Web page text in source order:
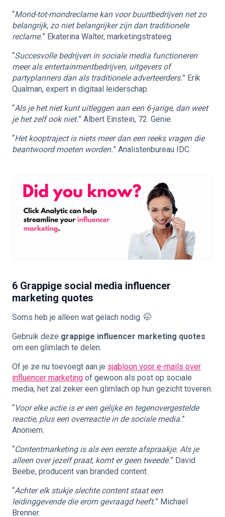
“Mond-tot-mondreclame kan voor buurtbedrijven net zo
belangrijk, zo niet belangrijker zijn dan traditionele
reclame.” Ekaterina Walter, marketingstrateeg.
“Succesvolle bedrijven in sociale media functioneren
meer als entertainmentbedrijven, uitgevers of
partyplanners dan als traditionele adverteerders.” Erik
Qualman, expert in digitaal leiderschap.
“Als je het niet kunt uitleggen aan een 6-jarige, dan weet
je het zelf ook niet.” Albert Einstein, 72. Genie.
“Het kooptraject is niets meer dan een reeks vragen die
beantwoord moeten worden.” Analistenbureau IDC.
6 Grappige social media influencer
marketing quotes
Soms heb je alleen wat gelach nodig. 🤭
Gebruik deze grappige influencer marketing quotes
om een glimlach te delen.
Of je ze nu toevoegt aan je sjabloon voor e-mails over
influencer marketing of gewoon als post op sociale
media, het zal zeker een glimlach op hun gezicht toveren.
“Voor elke actie is er een gelijke en tegenovergestelde
reactie, plus een overreactie in de sociale media.”
Anoniem.
“Contentmarketing is als een eerste afspraakje. Als je
alleen over jezelf praat, komt er geen tweede.” David
Beebe, producent van branded content.
“Achter elk stukje slechte content staat een
leidinggevende die erom gevraagd heeft.” Michael
Brenner.